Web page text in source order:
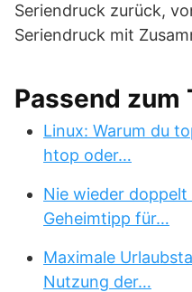
Seriendruck zurück,
Seriendruck mit
Passend zum
Linux: Warum du
htop oder…
Nie wieder
Geheimtipp für…
Maximale
Nutzung der…